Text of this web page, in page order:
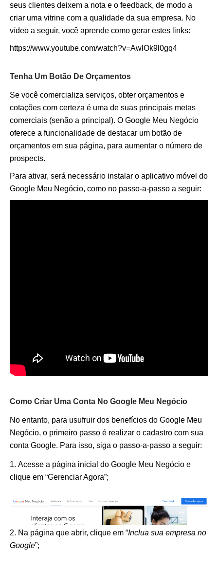
seus clientes deixem a nota e o feedback, de modo a
criar uma vitrine com a qualidade da sua empresa. No
vídeo a seguir, você aprende como gerar estes links:
https://www.youtube.com/watch?v=AwlOk9l0gq4
Tenha Um Botão De Orçamentos
Se você comercializa serviços, obter orçamentos e
cotações com certeza é uma de suas principais metas
comerciais (senão a principal). O Google Meu Negócio
oferece a funcionalidade de destacar um botão de
orçamentos em sua página, para aumentar o número de
prospects.
Para ativar, será necessário instalar o aplicativo móvel do
Google Meu Negócio, como no passo-a-passo a seguir:
Como Criar Uma Conta No Google Meu Negócio
No entanto, para usufruir dos benefícios do Google Meu
Negócio, o primeiro passo é realizar o cadastro com sua
conta Google. Para isso, siga o passo-a-passo a seguir:
Acesse a página inicial do Google Meu Negócio e
clique em “Gerenciar Agora”;
Na página que abrir, clique em “Inclua sua empresa no
Google”;